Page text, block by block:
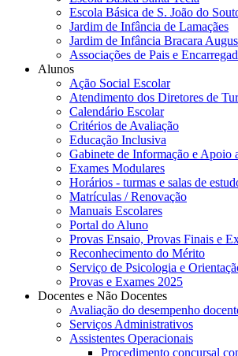
Escola Básica de S. João do
Jardim de Infância de Lamaçães
Jardim de Infância Bracara
Associações de Pais e
Alunos
Ação Social Escolar
Atendimento dos Diretores de
Calendário Escolar
Critérios de Avaliação
Educação Inclusiva
Gabinete de Informação e Apoio
Exames Modulares
Horários - turmas e salas de
Matrículas / Renovação
Manuais Escolares
Portal do Aluno
Provas Ensaio, Provas Finais e
Reconhecimento do Mérito
Serviço de Psicologia e
Provas e Exames 2025
Docentes e Não Docentes
Avaliação do desempenho
Serviços Administrativos
Assistentes Operacionais
Procedimento concursal